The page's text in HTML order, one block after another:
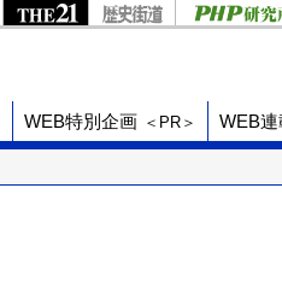
WEB特別企画 ＜PR＞ WEB連